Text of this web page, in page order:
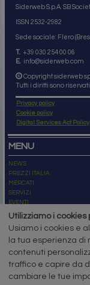
Siderweb S.p.A. SB
ISSN 2532-2982
Sede sociale: Flero
T. +39 030 254 00 06
E.
info@siderweb.com
Copyright siderweb
Tutti i diritti sono riservati
Privacy policy
Cookie policy
Digital Services Act Policy
MENU
NEWS
PREZZI ITALIA
MERCATI
SERVIZI
EVENTI
ABBONAMENTI
NEWSLETTER
Capitale Sociale:
Registro delle Imprese di
Codice Fiscale e Partita
R.E.A. n. 419331
Utilizziamo i
Usiamo i cookies e
la tua esperienza di
contenuti
traffico e capire da
cambiare le tue